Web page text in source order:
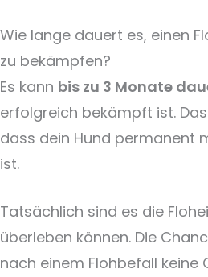
Wie lange dauert es, einen
zu bekämpfen?
Es kann bis zu 3 Monate
erfolgreich bekämpft ist.
dass dein Hund permanent
ist.
Tatsächlich sind es die
überleben können. Die
nach einem Flohbefall keine